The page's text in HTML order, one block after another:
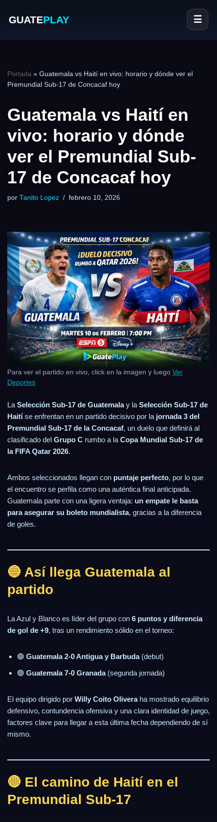
GUATEPLAY ☰
Portada » Guatemala vs Haití en vivo: horario y dónde ver el
Premundial Sub-17 de Concacaf hoy
Guatemala vs Haití en
vivo: horario y dónde
ver el Premundial Sub-
17 de Concacaf hoy
por Tanito Lopez febrero 10, 2026
Para ver el partido en vivo, click en la imagen y luego Ver
Deportes
La Selección Sub-17 de Guatemalay la Selección Sub-17 de
Haitíse enfrentan en un partido decisivo por la jornada 3 del
Premundial Sub-17 de la Concacaf, un duelo que definirá al
clasificado del Grupo C rumbo a la Copa Mundial Sub-17 de
la FIFA Qatar 2026.
Ambos seleccionados llegan con puntaje perfecto, por lo que
el encuentro se perfila como una auténtica final anticipada.
Guatemala parte con una ligera ventaja: un empate le basta
para asegurar su boleto mundialista, gracias a la diferencia
de goles.
🔵 Así llega Guatemala al
partido
La Azul y Blanco es líder del grupo con 6 puntos y diferencia
de gol de +9, tras un rendimiento sólido en el torneo:
🟢 Guatemala 2-0 Antigua y Barbuda(debut)
🟢 Guatemala 7-0 Granada(segunda jornada)
El equipo dirigido por Willy Coito Oliveraha mostrado equilibrio
defensivo, contundencia ofensiva y una clara identidad de juego,
factores clave para llegar a esta última fecha dependiendo de sí
mismo.
🔴 El camino de Haití en el
Premundial Sub-17